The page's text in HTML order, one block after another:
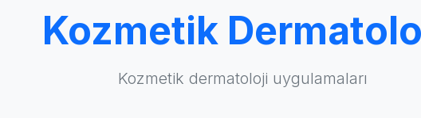
Kozmetik
Kozmetik dermatoloji uygulamaları